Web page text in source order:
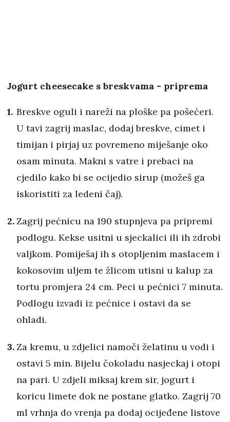
Jogurt cheesecake s breskvama - priprema
Breskve oguli i nareži na ploške pa pošećeri.
U tavi zagrij maslac, dodaj breskve, cimet i
timijan i pirjaj uz povremeno miješanje oko
osam minuta. Makni s vatre i prebaci na
cjedilo kako bi se ocijedio sirup (možeš ga
iskoristiti za ledeni čaj).
Zagrij pećnicu na 190 stupnjeva pa pripremi
podlogu. Kekse usitni u sjeckalici ili ih zdrobi
valjkom. Pomiješaj ih s otopljenim maslacem i
kokosovim uljem te žlicom utisni u kalup za
tortu promjera 24 cm. Peci u pećnici 7 minuta.
Podlogu izvadi iz pećnice i ostavi da se
ohladi.
Za kremu, u zdjelici namoči želatinu u vodi i
ostavi 5 min. Bijelu čokoladu nasjeckaj i otopi
na pari. U zdjeli miksaj krem sir, jogurt i
koricu limete dok ne postane glatko. Zagrij 70
ml vrhnja do vrenja pa dodaj ocijeđene listove